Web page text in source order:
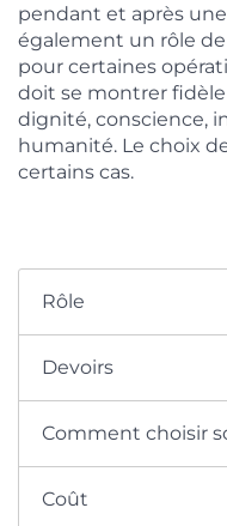
pendant et après
également un rôle
pour certaines
doit se montrer fidèle
dignité, conscience,
humanité. Le choix
certains cas.
Rôle
Devoirs
Comment choisir
Coût